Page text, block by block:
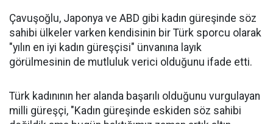
Çavuşoğlu, Japonya ve ABD gibi kadın güreşinde söz
sahibi ülkeler varken kendisinin bir Türk sporcu olarak
"yılın en iyi kadın güreşçisi" ünvanına layık
görülmesinin de mutluluk verici olduğunu ifade etti.
Türk kadınının her alanda başarılı olduğunu vurgulayan
milli güreşçi, "Kadın güreşinde eskiden söz sahibi